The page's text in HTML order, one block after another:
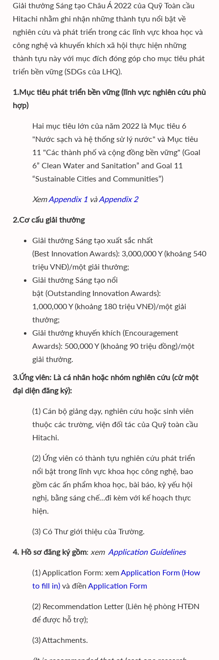
Giải thưởng Sáng tạo Châu Á 2022 của Quỹ Toàn cầu
Hitachi nhằm ghi nhận những thành tựu nổi bật về
nghiên cứu và phát triển trong các lĩnh vực khoa học và
công nghệ và khuyến khích xã hội thực hiện những
thành tựu này với mục đích đóng góp cho mục tiêu phát
triển bền vững (SDGs của LHQ).
1.Mục tiêu phát triển bền vững (lĩnh vực nghiên cứu phù
hợp)
Hai mục tiêu lớn của năm 2022 là Mục tiêu 6
"Nước sạch và hệ thống sử lý nước" và Mục tiêu
11 "Các thành phố và cộng đồng bền vững" (Goal
6” Clean Water and Sanitation” and Goal 11
“Sustainable Cities and Communities”)
XemAppendix 1 vàAppendix 2
2.Cơ cấu giải thưởng
Giải thưởng Sáng tạo xuất sắc nhất
(Best Innovation Awards): 3,000,000 Y (khoảng 540
triệu VNĐ)/một giải thưởng;
Giải thưởng Sáng tạo nổi
bật (Outstanding Innovation Awards):
1,000,000 Y (khoảng 180 triệu VNĐ)/một giải
thưởng;
Giải thưởng khuyến khích (Encouragement
Awards): 500,000 Y (khoảng 90 triệu đồng)/một
giải thưởng.
3.Ứng viên: Là cá nhân hoặc nhóm nghiên cứu (cử một
đại diện đăng ký):
(1) Cán bộ giảng dạy, nghiên cứu hoặc sinh viên
thuộc các trường, viện đối tác của Quỹ toàn cầu
Hitachi.
(2) Ứng viên có thành tựu nghiên cứu phát triển
nổi bật trong lĩnh vực khoa học công nghệ, bao
gồm các ấn phẩm khoa học, bài báo, kỷ yếu hội
nghị, bằng sáng chế…đi kèm với kế hoạch thực
hiện.
(3) Có Thư giới thiệu của Trường.
4. Hồ sơ đăng ký gồm: xem Application Guidelines
(1) Application Form: xemApplication Form (How
to fill in) và điền Application Form
(2) Recommendation Letter (Liên hệ phòng HTĐN
để được hỗ trợ);
(3) Attachments.